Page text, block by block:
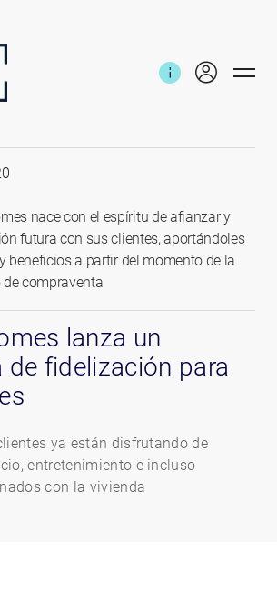
nace con el espíritu de afianzar y
futura con sus clientes, aportándoles
beneficios a partir del momento de la
compraventa
lanza un
de fidelización para
ya están disfrutando de
entretenimiento e incluso
con la vivienda